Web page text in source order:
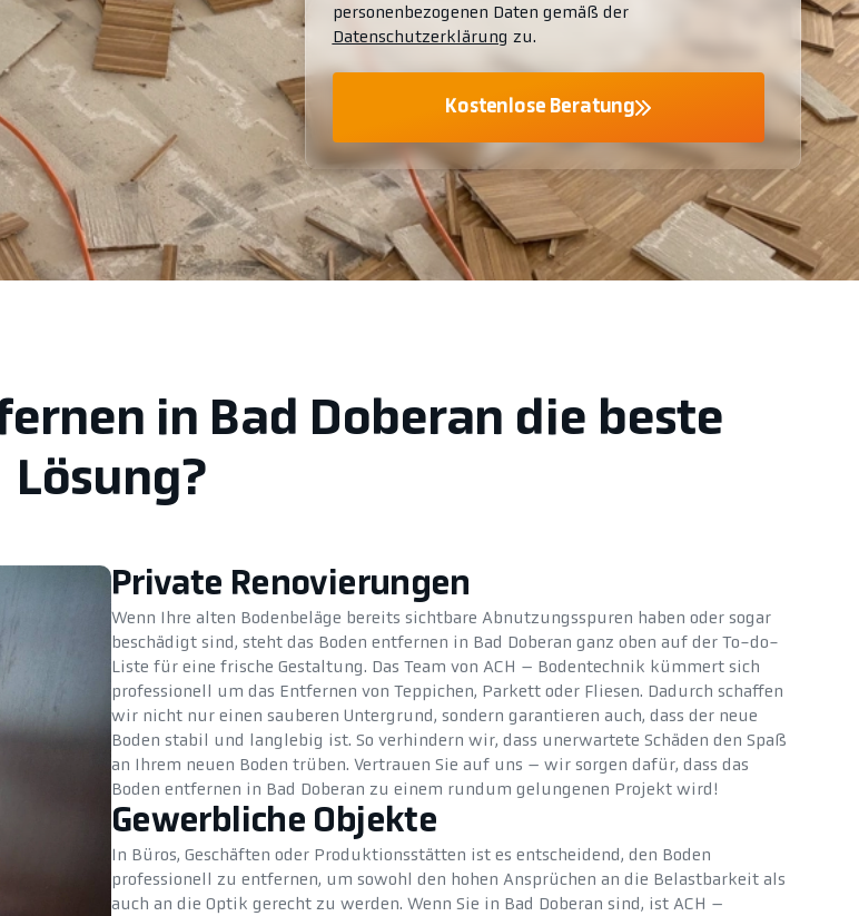
personenbezogenen Daten gemäß der
Datenschutzerklärung zu.
Kostenlose Beratung
in Bad Doberan die beste
Lösung?
Private Renovierungen
Wenn Ihre alten Bodenbeläge bereits sichtbare Abnutzungsspuren haben oder sogar
beschädigt sind, steht das Boden entfernen in Bad Doberan ganz oben auf der To-do-
Liste für eine frische Gestaltung. Das Team von ACH – Bodentechnik kümmert sich
professionell um das Entfernen von Teppichen, Parkett oder Fliesen. Dadurch schaffen
wir nicht nur einen sauberen Untergrund, sondern garantieren auch, dass der neue
Boden stabil und langlebig ist. So verhindern wir, dass unerwartete Schäden den Spaß
an Ihrem neuen Boden trüben. Vertrauen Sie auf uns – wir sorgen dafür, dass das
Boden entfernen in Bad Doberan zu einem rundum gelungenen Projekt wird!
Gewerbliche Objekte
In Büros, Geschäften oder Produktionsstätten ist es entscheidend, den Boden
professionell zu entfernen, um sowohl den hohen Ansprüchen an die Belastbarkeit als
auch an die Optik gerecht zu werden. Wenn Sie in Bad Doberan sind, ist ACH –